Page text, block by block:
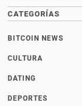
CATEGORÍAS
BITCOIN NEWS
CULTURA
DATING
DEPORTES